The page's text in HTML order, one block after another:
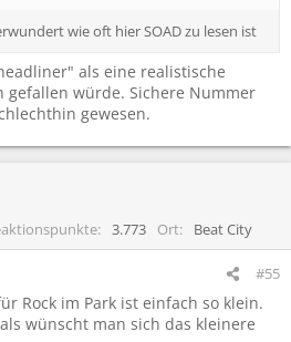
wie oft hier SOAD zu lesen ist
als eine realistische
gefallen würde. Sichere Nummer
gewesen.
3.773 Ort Beat City
#55
Rock im Park ist einfach so klein.
wünscht man sich das kleinere